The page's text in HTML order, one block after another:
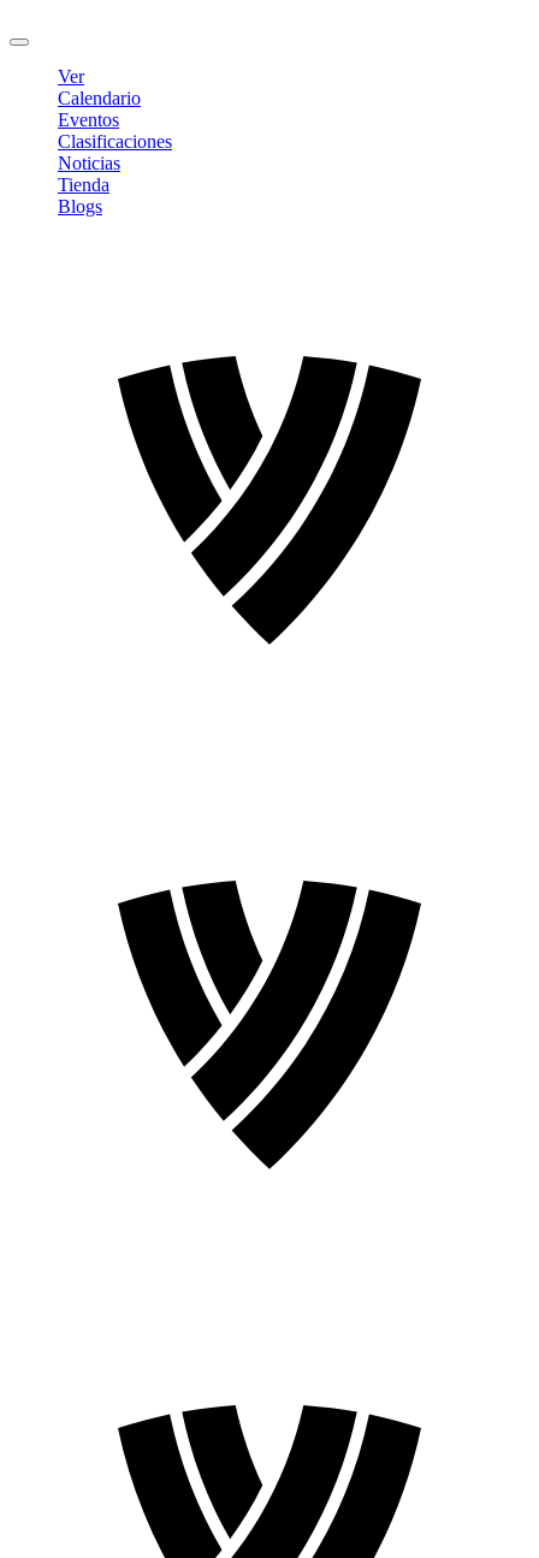
Ver
Calendario
Eventos
Clasificaciones
Noticias
Tienda
Blogs